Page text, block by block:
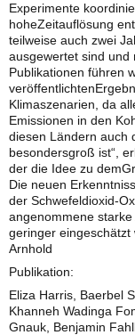
Experimente
hoheZeitauflösung
teilweise auch zwei
ausgewertet sind und
Publikationen führen
Klimaszenarien, da
Emissionen in den
diesen Ländern auch
besondersgroß ist“,
der die Idee zu
Die neuen
der Schwefeldioxid-
angenommene
geringer
Arnhold
Publikation:
Eliza Harris, Baerbel
Khanneh Wadinga
Gnauk, Benjamin